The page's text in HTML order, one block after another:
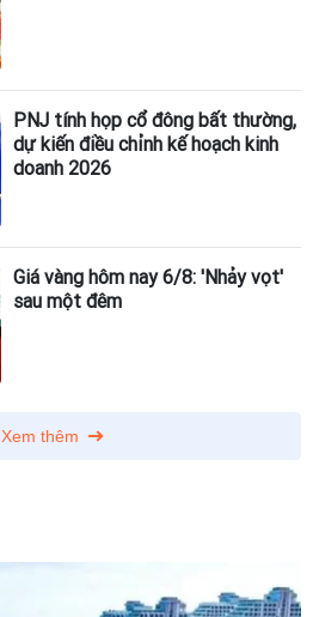
PNJ tính họp cổ đông bất thường,
dự kiến điều chỉnh kế hoạch kinh
doanh 2026
Giá vàng hôm nay 6/8: 'Nhảy vọt'
sau một đêm
Xem thêm